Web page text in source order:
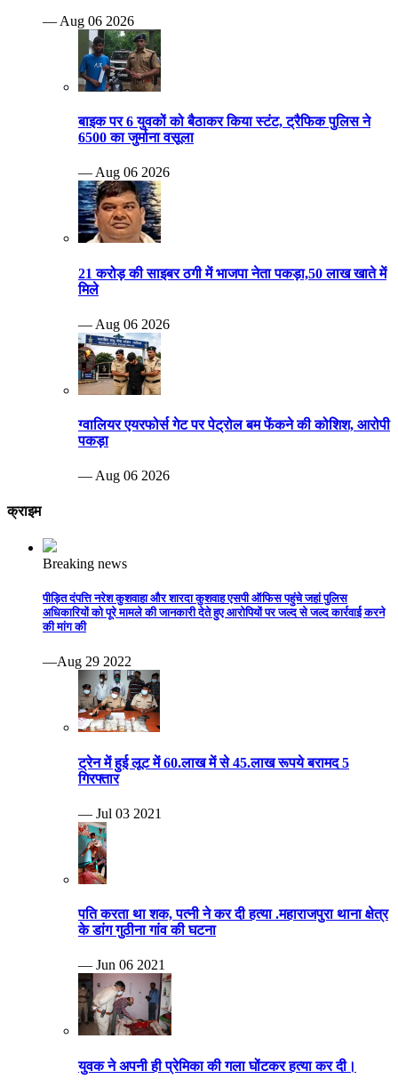
— Aug 06 2026
बाइक पर 6 युवकों को बैठाकर किया स्टंट, ट्रैफिक पुलिस ने
6500 का जुर्माना वसूला
— Aug 06 2026
21 करोड़ की साइबर ठगी में भाजपा नेता पकड़ा,50 लाख खाते में
मिले
— Aug 06 2026
ग्वालियर एयरफोर्स गेट पर पेट्रोल बम फेंकने की कोशिश, आरोपी
पकड़ा
— Aug 06 2026
क्राइम
Breaking news
पीड़ित दंपत्ति नरेश कुशवाहा और शारदा कुशवाह एसपी ऑफिस पहुंचे जहां पुलिस
अधिकारियों को पूरे मामले की जानकारी देते हुए आरोपियों पर जल्द से जल्द कार्रवाई करने
की मांग की
—Aug 29 2022
ट्रेन में हुई लूट में 60.लाख में से 45.लाख रूपये बरामद 5
गिरफ्तार
— Jul 03 2021
पति करता था शक, पत्नी ने कर दी हत्या .महाराजपुरा थाना क्षेत्र
के डांग गुठीना गांव की घटना
— Jun 06 2021
युवक ने अपनी ही प्रेमिका की गला घोंटकर हत्या कर दी।